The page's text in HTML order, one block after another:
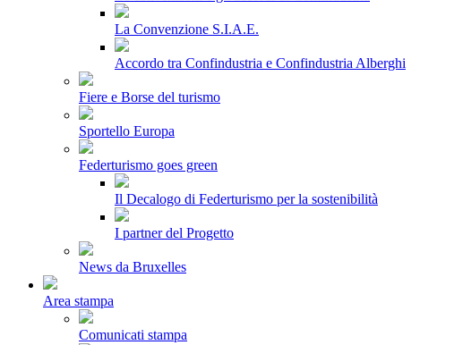
La Convenzione S.I.A.E.
Accordo tra Confindustria e Confindustria Alberghi
Fiere e Borse del turismo
Sportello Europa
Federturismo goes green
Il Decalogo di Federturismo per la sostenibilità
I partner del Progetto
News da Bruxelles
Area stampa
Comunicati stampa